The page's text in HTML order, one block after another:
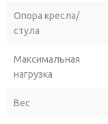
Опора кресла/
стула
Максимальная
нагрузка
Вес